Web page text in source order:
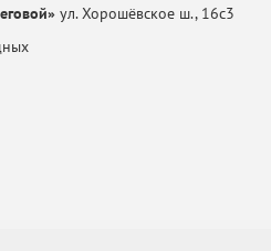
ул. Хорошёвское ш., 16с3